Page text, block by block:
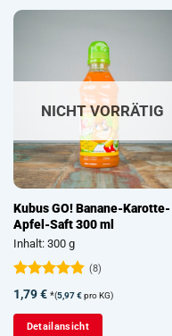
NICHT VORRÄTIG
Kubus GO! Banane-Karotte-
Apfel-Saft 300 ml
Inhalt: 300 g
Bewertet
mit 4.88
von 5
(8)
1,79€ *(5,97€pro KG)
Detailansicht